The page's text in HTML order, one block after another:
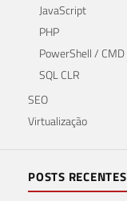
JavaScript
PHP
PowerShell / CMD
SQL CLR
SEO
Virtualização
POSTS RECENTES